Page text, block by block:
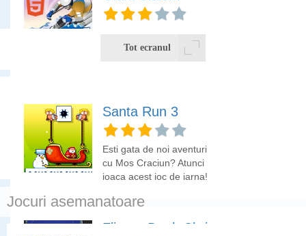
Iti place sa schiezi? Afla
in acest joc daca iti place
Santa Run 3
Esti gata de noi aventuri
cu Mos Craciun? Atunci
joaca acest joc de iarna!
Flipper Dunk Christmas
Tot ecranul
Foloseste SAGETILE pentru a te deplasa si tine apasat pe
butonul stanga mouse ca sa fixezi directia si forta de
aruncare al bulgarelui de zapada. Eliberezi butonul cand vrei
sa arunci cu bulgarele de zapada.
Jocuri asemanatoare